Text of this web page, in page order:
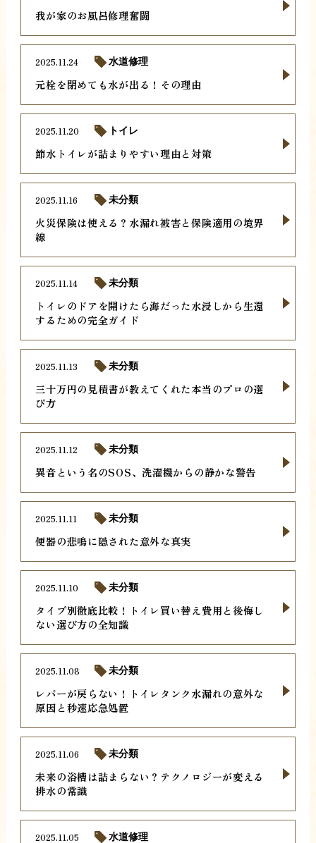
我が家のお風呂修理奮闘
元栓を閉めても水が出る！その理由
2025.11.24 水道修理
節水トイレが詰まりやすい理由と対策
2025.11.20 トイレ
火災保険は使える？水漏れ被害と保険適用の境界
線
2025.11.16 未分類
トイレのドアを開けたら海だった水浸しから生還
するための完全ガイド
2025.11.14 未分類
三十万円の見積書が教えてくれた本当のプロの選
び方
2025.11.13 未分類
異音という名のSOS、洗濯機からの静かな警告
2025.11.12 未分類
便器の悲鳴に隠された意外な真実
2025.11.11 未分類
タイプ別徹底比較！トイレ買い替え費用と後悔し
ない選び方の全知識
2025.11.10 未分類
レバーが戻らない！トイレタンク水漏れの意外な
原因と秒速応急処置
2025.11.08 未分類
未来の浴槽は詰まらない？テクノロジーが変える
排水の常識
2025.11.06 未分類
2025.11.05 水道修理